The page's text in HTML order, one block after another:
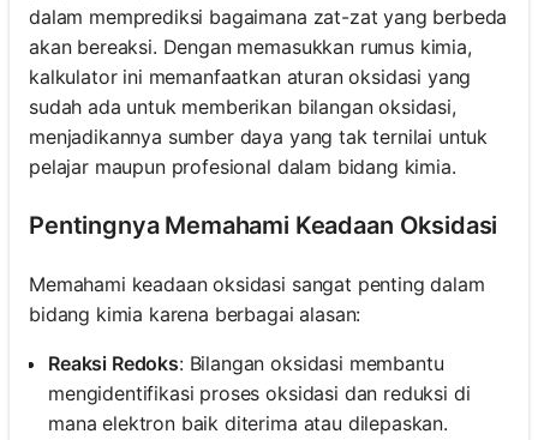
dalam memprediksi bagaimana zat-zat yang berbeda
akan bereaksi. Dengan memasukkan rumus kimia,
kalkulator ini memanfaatkan aturan oksidasi yang
sudah ada untuk memberikan bilangan oksidasi,
menjadikannya sumber daya yang tak ternilai untuk
pelajar maupun profesional dalam bidang kimia.
Pentingnya Memahami Keadaan Oksidasi
Memahami keadaan oksidasi sangat penting dalam
bidang kimia karena berbagai alasan:
Reaksi Redoks: Bilangan oksidasi membantu
mengidentifikasi proses oksidasi dan reduksi di
mana elektron baik diterima atau dilepaskan.